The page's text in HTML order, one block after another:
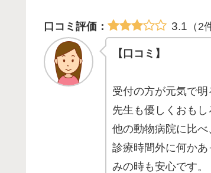
口コミ評価： 3.1 （2
【口コミ】
受付の方が元気で明
先生も優しくおもし
他の動物病院に比べ
診療時間外に何か
みの時も安心です。